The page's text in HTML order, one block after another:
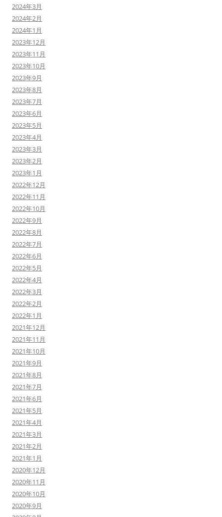
2024年3月
2024年2月
2024年1月
2023年12月
2023年11月
2023年10月
2023年9月
2023年8月
2023年7月
2023年6月
2023年5月
2023年4月
2023年3月
2023年2月
2023年1月
2022年12月
2022年11月
2022年10月
2022年9月
2022年8月
2022年7月
2022年6月
2022年5月
2022年4月
2022年3月
2022年2月
2022年1月
2021年12月
2021年11月
2021年10月
2021年9月
2021年8月
2021年7月
2021年6月
2021年5月
2021年4月
2021年3月
2021年2月
2021年1月
2020年12月
2020年11月
2020年10月
2020年9月